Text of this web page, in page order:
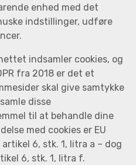
enhed med det
indstillinger, udføre
indsamler cookies, og
fra 2018 er det et
skal give samtykke
disse
til at behandle dine
med cookies er EU
6, stk. 1, litra a – dog
6, stk. 1, litra f.